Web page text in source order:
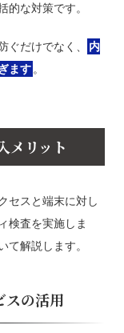
的な対策です。
ぐだけでなく、
内
ます 。
メリット
セスと端末に対し
検査を実施しま
て解説します。
スの活用